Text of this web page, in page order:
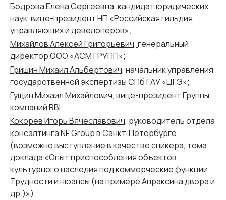
Бодрова Елена Сергеевна, кандидат юридических
наук, вице-президент НП «Российская гильдия
управляющих и девелоперов»;
Михайлов Алексей Григорьевич, генеральный
директор ООО «АСМ ГРУПП»;
Гришин Михаил Альбертович, начальник управления
государственной экспертизы СПб ГАУ «ЦГЭ»;
Гущин Михаил Михайлович, вице-президент Группы
компаний RBI;
Кокорев Игорь Вячеславович, руководитель отдела
консалтинга NF Group в Санкт‑Петербурге
(возможно выступление в качестве спикера, тема
доклада «Опыт приспособления объектов
культурного наследия под коммерческие функции.
Трудности и нюансы (на примере Апраксина двора и
др.)»)